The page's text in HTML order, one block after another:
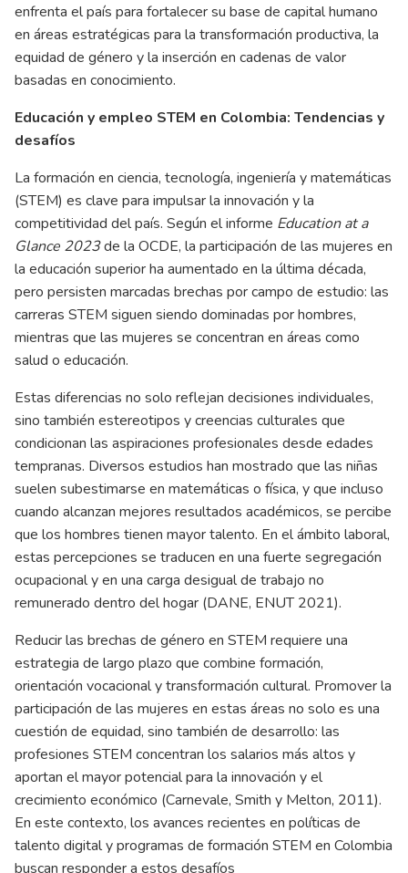
enfrenta el país para fortalecer su base de capital humano
en áreas estratégicas para la transformación productiva, la
equidad de género y la inserción en cadenas de valor
basadas en conocimiento.
Educación y empleo STEM en Colombia: Tendencias y
desafíos
La formación en ciencia, tecnología, ingeniería y matemáticas
(STEM) es clave para impulsar la innovación y la
competitividad del país. Según el informe Education at a
Glance 2023de la OCDE, la participación de las mujeres en
la educación superior ha aumentado en la última década,
pero persisten marcadas brechas por campo de estudio: las
carreras STEM siguen siendo dominadas por hombres,
mientras que las mujeres se concentran en áreas como
salud o educación.
Estas diferencias no solo reflejan decisiones individuales,
sino también estereotipos y creencias culturales que
condicionan las aspiraciones profesionales desde edades
tempranas. Diversos estudios han mostrado que las niñas
suelen subestimarse en matemáticas o física, y que incluso
cuando alcanzan mejores resultados académicos, se percibe
que los hombres tienen mayor talento. En el ámbito laboral,
estas percepciones se traducen en una fuerte segregación
ocupacional y en una carga desigual de trabajo no
remunerado dentro del hogar (DANE, ENUT 2021).
Reducir las brechas de género en STEM requiere una
estrategia de largo plazo que combine formación,
orientación vocacional y transformación cultural. Promover la
participación de las mujeres en estas áreas no solo es una
cuestión de equidad, sino también de desarrollo: las
profesiones STEM concentran los salarios más altos y
aportan el mayor potencial para la innovación y el
crecimiento económico (Carnevale, Smith y Melton, 2011).
En este contexto, los avances recientes en políticas de
talento digital y programas de formación STEM en Colombia
buscan responder a estos desafíos